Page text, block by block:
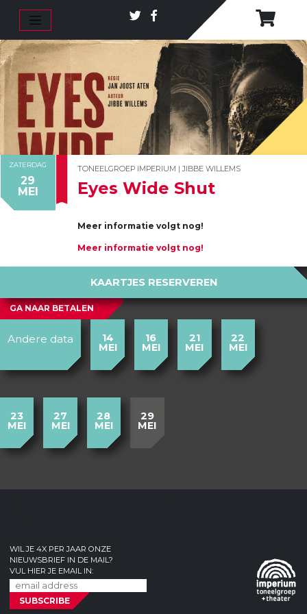
ZATERDAG
29
MEI
TONEELGROEP IMPERIUM | JIBBE WILLEMS
Eyes Wide Shut
Meer informatie volgt nog!
Meer informatie volgt nog!
KAARTJES RESERVEREN
GA NAAR BETALEN
Andere data 14
MEI
16
MEI
21
MEI
22
MEI
23
MEI
27
MEI
28
MEI
29
MEI
WIL JE 4X PER JAAR ONZE
NIEUWSBRIEF IN DE MAIL?
VUL HIER JE EMAIL IN: